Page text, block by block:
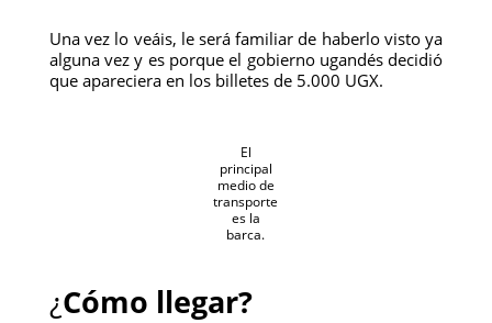
Una vez lo veáis, le será familiar de haberlo visto ya
alguna vez y es porque el gobierno ugandés decidió
que apareciera en los billetes de 5.000 UGX.
El
principal
medio de
transporte
es la
barca.
¿Cómo llegar?